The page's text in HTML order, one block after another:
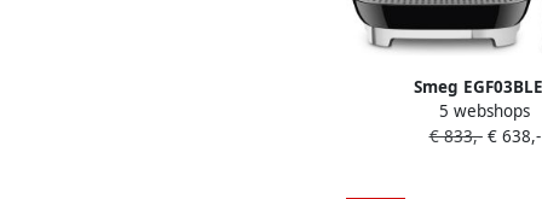
Smeg
Espressomachine
Geïntegreerde
5 webshops
€ 833,-€ 638,-